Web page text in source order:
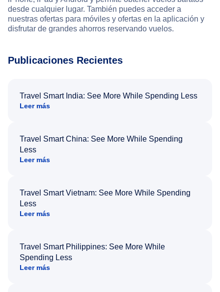
desde cualquier lugar. También puedes acceder a
nuestras ofertas para móviles y ofertas en la aplicación y
disfrutar de grandes ahorros reservando vuelos.
Publicaciones Recientes
Travel Smart India: See More While Spending Less
Leer más
Travel Smart China: See More While Spending
Less
Leer más
Travel Smart Vietnam: See More While Spending
Less
Leer más
Travel Smart Philippines: See More While
Spending Less
Leer más